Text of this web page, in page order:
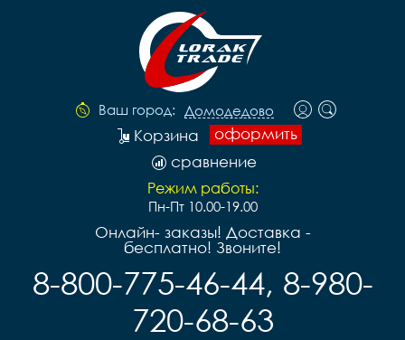
Ваш город: Домодедово
оформить
Корзина
сравнение
Режим работы:
Пн-Пт 10.00-19.00
Онлайн- заказы! Доставка -
бесплатно! Звоните!
8-800-775-46-44, 8-980-
720-68-63